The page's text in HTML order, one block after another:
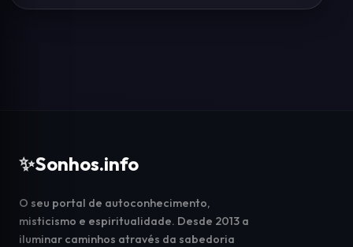
✨Sonhos.info
O seu portal de autoconhecimento,
misticismo e espiritualidade. Desde 2013 a
iluminar caminhos através da sabedoria